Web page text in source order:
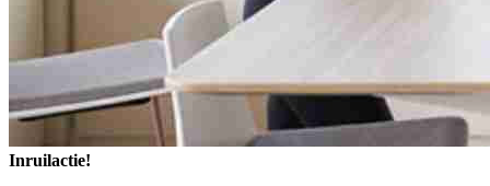
Inruilactie!